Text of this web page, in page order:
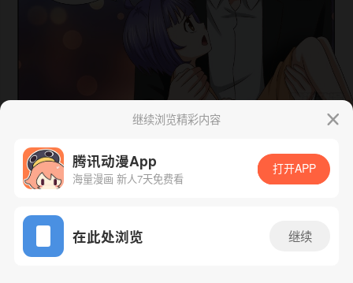
App免费看
下一话 腾漫App免费看
继续浏览精彩内容
腾讯动漫App
海量漫画 新人7天免费看
打开APP
在此处浏览 继续